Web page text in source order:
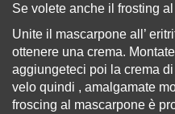
Se volete anche il frosting
Unite il mascarpone all’
ottenere una crema.
aggiungeteci poi la crema
velo quindi , amalgamate
froscing al mascarpone è